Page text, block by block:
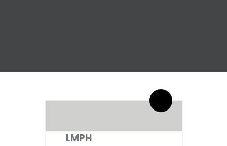
LMPH